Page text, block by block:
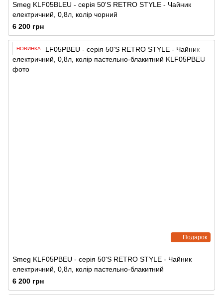
Smeg KLF05BLEU - серія 50'S RETRO STYLE - Чайник
електричний, 0,8л, колір чорний
6 200 грн
Подарок
НОВИНКА
Smeg KLF05PBEU - серія 50'S RETRO STYLE - Чайник
електричний, 0,8л, колір пастельно-блакитний
6 200 грн